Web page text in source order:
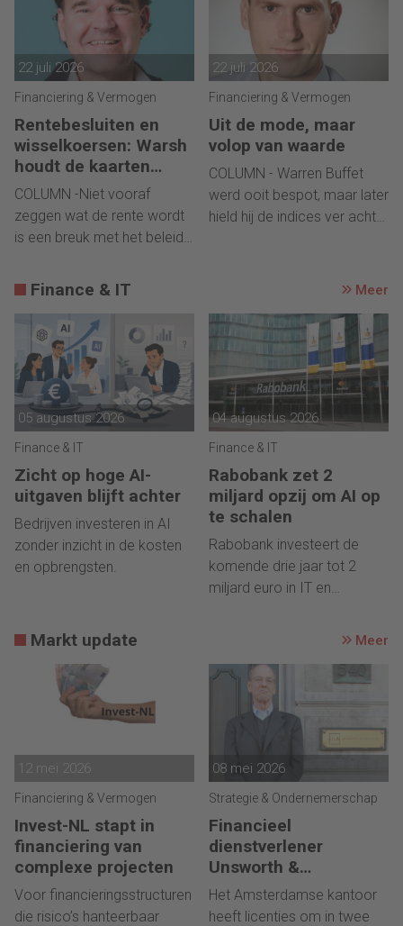
22 juli 2026
Financiering & Vermogen
Rentebesluiten en
wisselkoersen: Warsh
houdt de kaarten
tegen de borst
COLUMN -Niet vooraf
zeggen wat de rente wordt
is een breuk met het beleid
22 juli 2026
Financiering & Vermogen
Uit de mode, maar
volop van waarde
COLUMN - Warren Buffet
werd ooit bespot, maar later
hield hij de indices ver achter
Finance & IT Meer
05 augustus 2026
Finance & IT
Zicht op hoge AI-
uitgaven blijft achter
Bedrijven investeren in AI
zonder inzicht in de kosten
en opbrengsten.
04 augustus 2026
Finance & IT
Rabobank zet 2
miljard opzij om AI op
te schalen
Rabobank investeert de
komende drie jaar tot 2
miljard euro in IT en
Markt update Meer
12 mei 2026
Financiering & Vermogen
Invest-NL stapt in
financiering van
complexe projecten
Voor financieringsstructuren
die risico’s hanteerbaar
08 mei 2026
Strategie & Ondernemerschap
Financieel
dienstverlener
Unsworth &
Associates in
Luxemburgse handen
Het Amsterdamse kantoor
heeft licenties om in twee